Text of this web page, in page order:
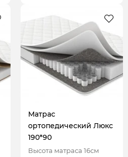
Матрас
ортопедический Люкс
190*90
Высота матраса 16см